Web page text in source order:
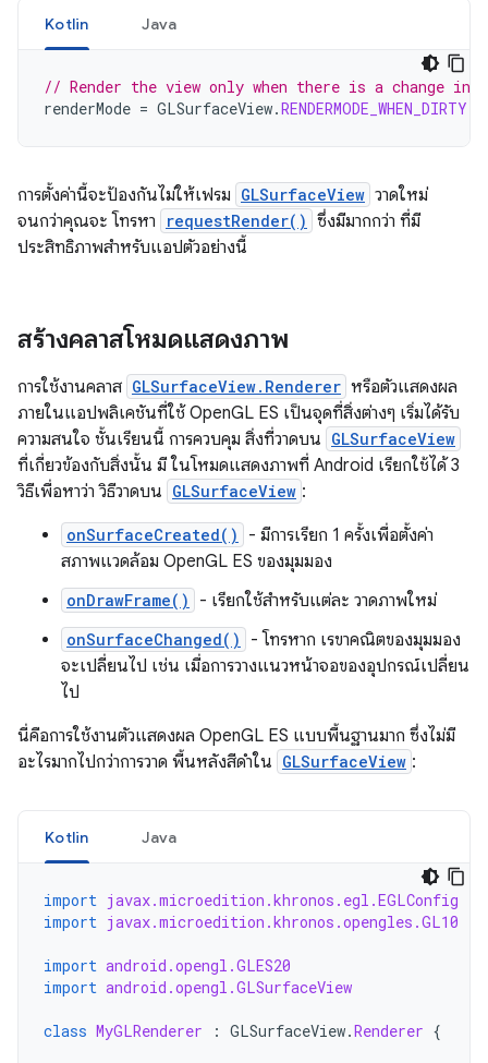
Kotlin Java
// Render the view only when there is a change in
renderMode = GLSurfaceView.RENDERMODE_WHEN_DIRTY
การตั้งค่านี้จะป้องกันไม่ให้เฟรม GLSurfaceView วาดใหม่
จนกว่าคุณจะ โทรหา
requestRender() ซึ่งมีมากกว่า ที่มี
ประสิทธิภาพสำหรับแอปตัวอย่างนี้
สร้างคลาสโหมดแสดงภาพ
การใช้งานคลาส GLSurfaceView.Renderer หรือตัวแสดงผล
ภายในแอปพลิเคชันที่ใช้ OpenGL ES เป็นจุดที่สิ่งต่างๆ เริ่มได้รับ
ความสนใจ ชั้นเรียนนี้ การควบคุม สิ่งที่วาดบน GLSurfaceView
ที่เกี่ยวข้องกับสิ่งนั้น มี ในโหมดแสดงภาพที่ Android เรียกใช้ได้ 3
วิธีเพื่อหาว่า วิธีวาดบน GLSurfaceView :
onSurfaceCreated()
- มีการเรียก 1 ครั้งเพื่อตั้งค่า
สภาพแวดล้อม OpenGL ES ของมุมมอง
onDrawFrame() - เรียกใช้สำหรับแต่ละ วาดภาพใหม่
onSurfaceChanged()
- โทรหาก เรขาคณิตของมุมมอง
จะเปลี่ยนไป เช่น เมื่อการวางแนวหน้าจอของอุปกรณ์เปลี่ยน
ไป
นี่คือการใช้งานตัวแสดงผล OpenGL ES แบบพื้นฐานมาก ซึ่งไม่มี
อะไรมากไปกว่าการวาด พื้นหลังสีดำใน GLSurfaceView :
Kotlin Java
import javax.microedition.khronos.egl.EGLConfig
import javax.microedition.khronos.opengles.GL10
import android.opengl.GLES20
import android.opengl.GLSurfaceView
class MyGLRenderer : GLSurfaceView.Renderer {